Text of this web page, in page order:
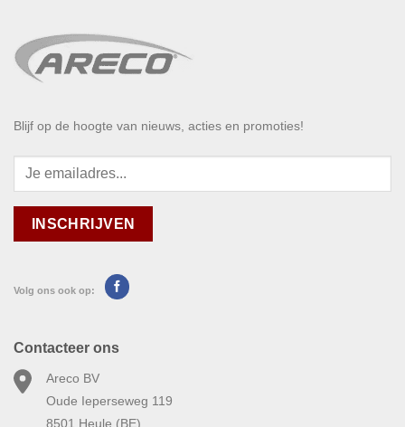
Blijf op de hoogte van nieuws, acties en promoties!
Volg ons ook op:
Contacteer ons
Areco BV
Oude Ieperseweg 119
8501 Heule (BE)